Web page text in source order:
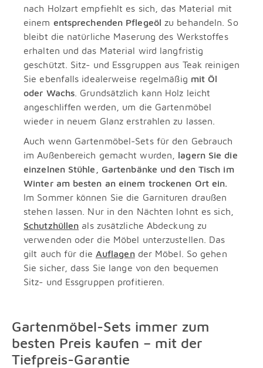
nach Holzart empfiehlt es sich, das Material mit
einem entsprechenden Pflegeöl zu behandeln. So
bleibt die natürliche Maserung des Werkstoffes
erhalten und das Material wird langfristig
geschützt. Sitz- und Essgruppen aus Teak reinigen
Sie ebenfalls idealerweise regelmäßig mit Öl
oder Wachs . Grundsätzlich kann Holz leicht
angeschliffen werden, um die Gartenmöbel
wieder in neuem Glanz erstrahlen zu lassen.
Auch wenn Gartenmöbel-Sets für den Gebrauch
im Außenbereich gemacht wurden, lagern Sie die
einzelnen Stühle, Gartenbänke und den Tisch im
Winter am besten an einem trockenen Ort ein.
Im Sommer können Sie die Garnituren draußen
stehen lassen. Nur in den Nächten lohnt es sich,
Schutzhüllen als zusätzliche Abdeckung zu
verwenden oder die Möbel unterzustellen. Das
gilt auch für die Auflagender Möbel. So gehen
Sie sicher, dass Sie lange von den bequemen
Sitz- und Essgruppen profitieren.
Gartenmöbel-Sets immer zum
besten Preis kaufen – mit der
Tiefpreis-Garantie